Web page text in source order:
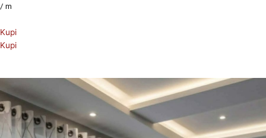
/ m
Kupi
Kupi